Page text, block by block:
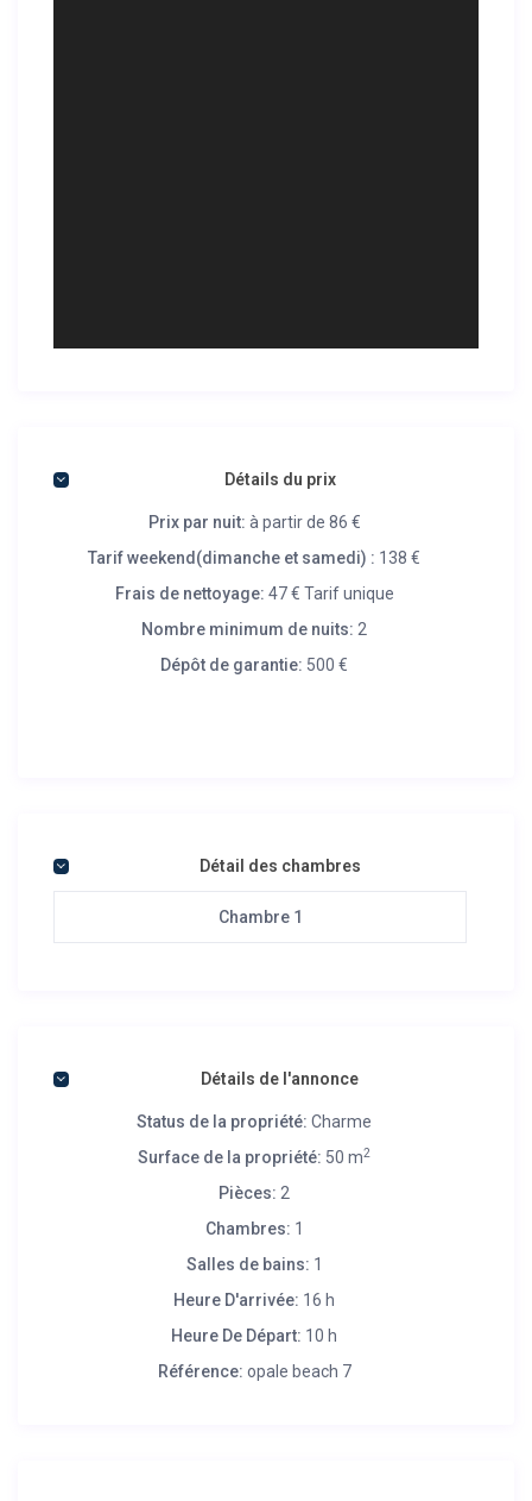
Détails du prix
Prix par nuit: à partir de 86 €
Tarif weekend(dimanche et samedi) : 138 €
Frais de nettoyage: 47 € Tarif unique
Nombre minimum de nuits: 2
Dépôt de garantie: 500 €
Détail des chambres
Chambre 1
Détails de l'annonce
Status de la propriété: Charme
Surface de la propriété: 50 m2
Pièces: 2
Chambres: 1
Salles de bains: 1
Heure D'arrivée: 16 h
Heure De Départ: 10 h
Référence: opale beach 7